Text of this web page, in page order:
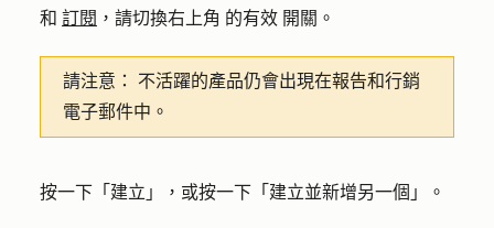
和 訂閱 ，請切換右上角 的有效 開關。
請注意：
不活躍的產品仍會出現在報告和行銷
電子郵件中。
按一下「 建立 」，或按一下「 建立並新增另一個」。